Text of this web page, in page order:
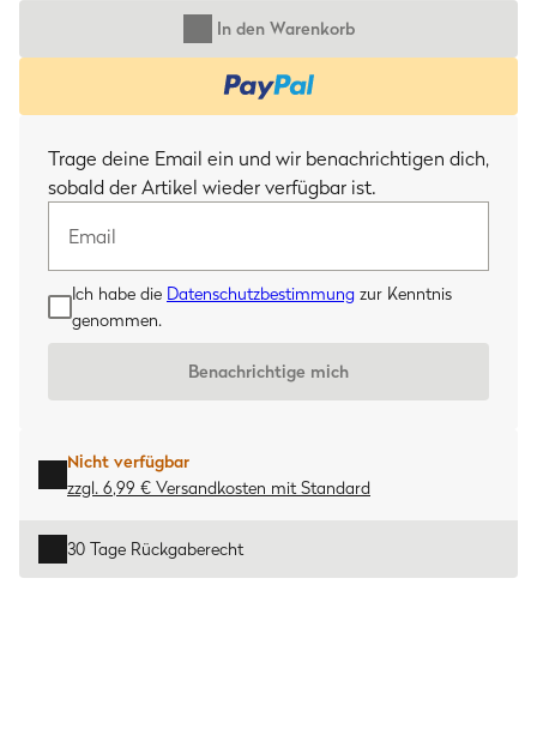
In den Warenkorb
Trage deine Email ein und wir benachrichtigen dich,
sobald der Artikel wieder verfügbar ist.
Email
Ich habe die Datenschutzbestimmung zur Kenntnis
genommen.
Benachrichtige mich
Nicht verfügbar
zzgl. 6,99 € Versandkosten mit Standard
30 Tage Rückgaberecht